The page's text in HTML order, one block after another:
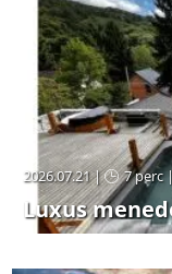
2026.07.21 | 7 perc
Luxus